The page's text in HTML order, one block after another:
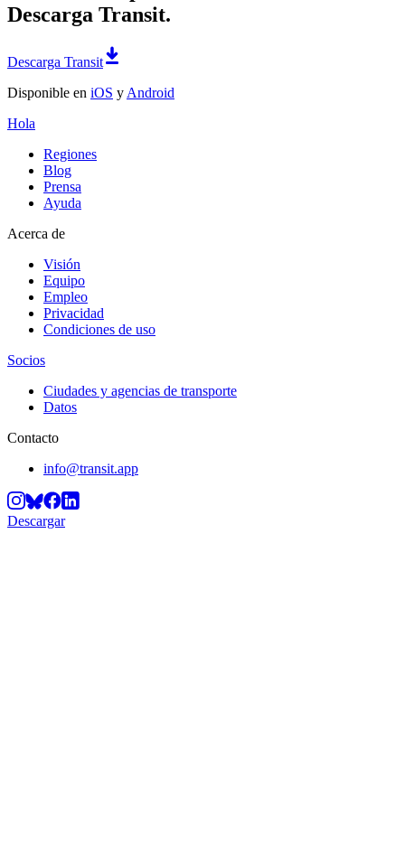
Descarga Transit.
Descarga Transit
Disponible en iOS y Android
Hola
Regiones
Blog
Prensa
Ayuda
Acerca de
Visión
Equipo
Empleo
Privacidad
Condiciones de uso
Socios
Ciudades y agencias de transporte
Datos
Contacto
info@transit.app
Descargar